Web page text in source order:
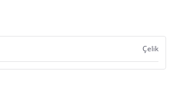
Çelik